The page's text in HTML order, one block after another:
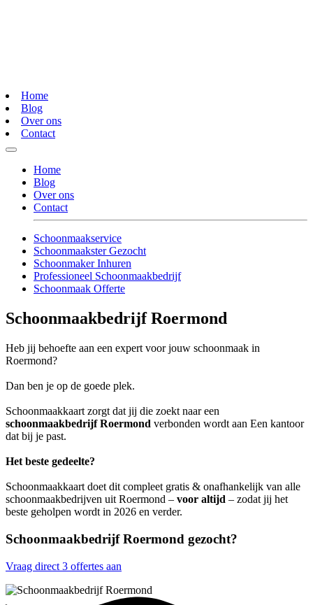
Home
Blog
Over ons
Contact
Home
Blog
Over ons
Contact
Schoonmaakservice
Schoonmaakster Gezocht
Schoonmaker Inhuren
Professioneel Schoonmaakbedrijf
Schoonmaak Offerte
Schoonmaakbedrijf Roermond
Heb jij behoefte aan een expert voor jouw schoonmaak in
Roermond?
Dan ben je op de goede plek.
Schoonmaakkaart zorgt dat jij die zoekt naar een
schoonmaakbedrijf Roermond verbonden wordt aan Een kantoor
dat bij je past.
Het beste gedeelte?
Schoonmaakkaart doet dit compleet gratis & onafhankelijk van alle
schoonmaakbedrijven uit Roermond – voor altijd – zodat jij het
beste geholpen wordt in 2026 en verder.
Schoonmaakbedrijf Roermond gezocht?
Vraag direct 3 offertes aan